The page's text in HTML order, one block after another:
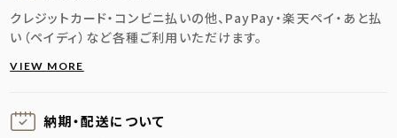
クレジットカード・コンビニ払いの他、PayPay・楽天ペイ・あと払
い（ペイディ）など各種ご利用いただけます。
VIEW MORE
納期・配送に ついて